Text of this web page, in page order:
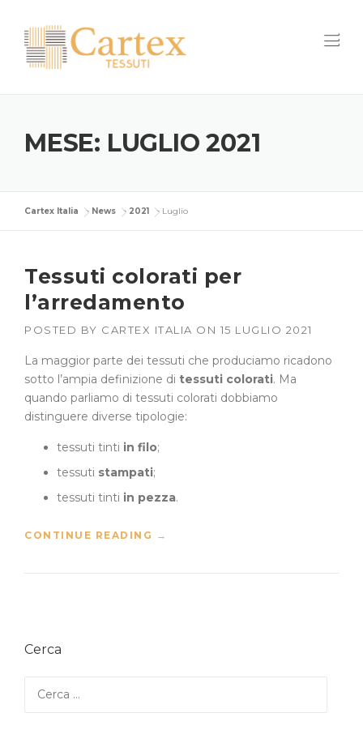
content
MESE: LUGLIO 2021
Cartex Italia > News > 2021 > Luglio
Tessuti colorati per
l’arredamento
POSTED BY CARTEX ITALIA ON 15 LUGLIO 2021
La maggior parte dei tessuti che produciamo ricadono
sotto l’ampia definizione di tessuti colorati. Ma
quando parliamo di tessuti colorati dobbiamo
distinguere diverse tipologie:
tessuti tinti in filo;
tessuti stampati;
tessuti tinti in pezza.
CONTINUE READING “→
Cerca
per: